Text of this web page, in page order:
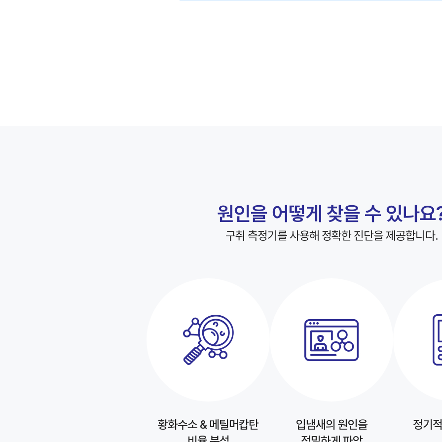
원인을 어떻게 찾을 수 있나요
구취 측정기를 사용해 정확한 진단을 제공합니다.
황화수소 & 메틸머캅탄
입냄새의 원인을
정기